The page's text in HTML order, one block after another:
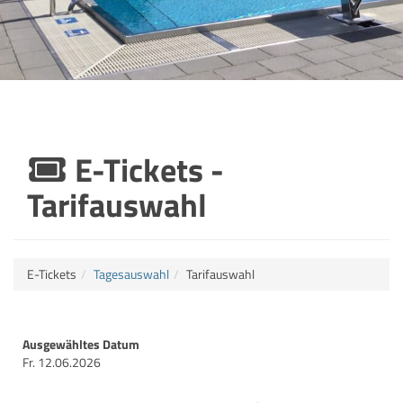
E-Tickets -
Tarifauswahl
E-Tickets Tagesauswahl Tarifauswahl
Ausgewähltes Datum
Fr. 12.06.2026